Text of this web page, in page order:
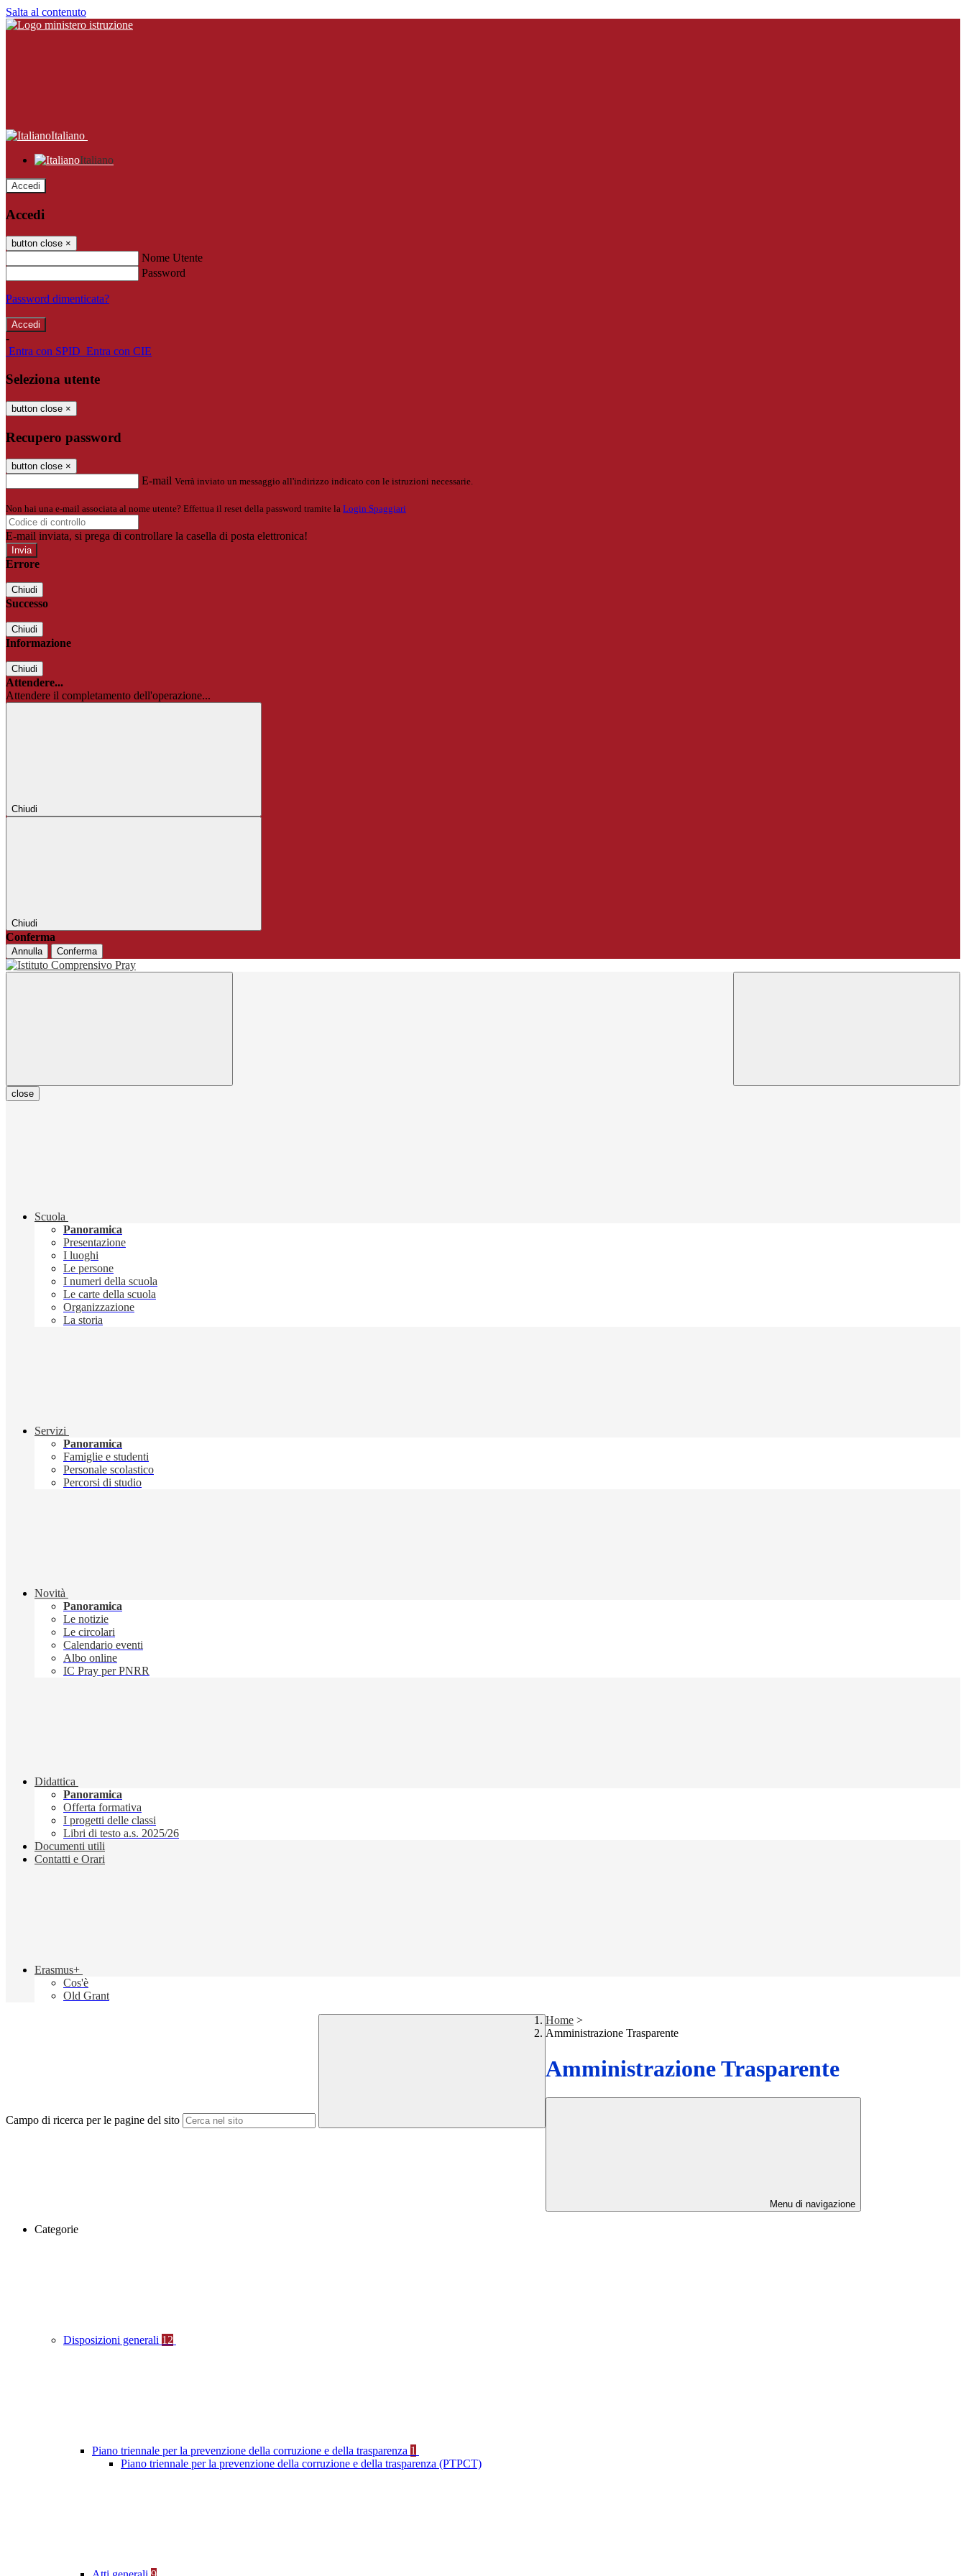
Salta al contenuto
Italiano
Italiano
Accedi
Accedi
button close ×
Nome Utente
Password
Password dimenticata?
-
Entra con SPID Entra con CIE
Seleziona utente
button close ×
Recupero password
button close ×
E-mail Verrà inviato un messaggio all'indirizzo indicato con le istruzioni necessarie.
Non hai una e-mail associata al nome utente? Effettua il reset della password tramite la Login Spaggiari
E-mail inviata, si prega di controllare la casella di posta elettronica!
Errore
Chiudi
Successo
Chiudi
Informazione
Chiudi
Attendere...
Attendere il completamento dell'operazione...
Chiudi
Chiudi
Conferma
Annulla Conferma
close
Scuola
Panoramica
Presentazione
I luoghi
Le persone
I numeri della scuola
Le carte della scuola
Organizzazione
La storia
Servizi
Panoramica
Famiglie e studenti
Personale scolastico
Percorsi di studio
Novità
Panoramica
Le notizie
Le circolari
Calendario eventi
Albo online
IC Pray per PNRR
Didattica
Panoramica
Offerta formativa
I progetti delle classi
Libri di testo a.s. 2025/26
Documenti utili
Contatti e Orari
Erasmus+
Cos'è
Old Grant
Campo di ricerca per le pagine del sito
Home >
Amministrazione Trasparente
Amministrazione Trasparente
Menu di navigazione
Categorie
Disposizioni generali 12
Piano triennale per la prevenzione della corruzione e della trasparenza 1
Piano triennale per la prevenzione della corruzione e della trasparenza (PTPCT)